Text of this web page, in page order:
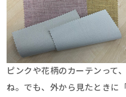
ピンクや花柄のカーテンって
ね。でも、外から見たときに